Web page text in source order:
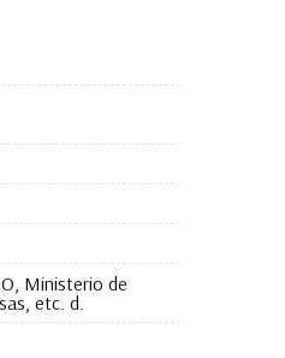
Ministerio de
etc. d.